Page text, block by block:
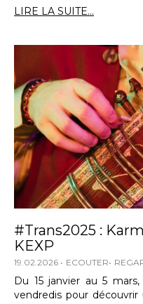
LIRE LA SUITE...
#Trans2025 :
KEXP
19.02.2026 ECOUTER
Du 15 janvier au 5
vendredis pour découvrir